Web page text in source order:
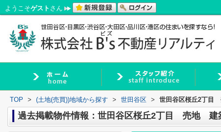
ようこそゲスト さん
TOP > (土地(売買))地域から探す > 世田谷区 > 世田谷区桜丘2丁
過去掲載物件情報：世田谷区桜丘2丁目 売地 建